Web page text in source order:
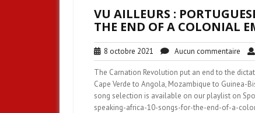
VU AILLEURS :
THE END OF A COLONIAL
8 octobre 2021
octobre
2021
Aucun commentaire Aucun
The Carnation Revolution put an end to the
Cape Verde to Angola, Mozambique to Guinea-
song selection is available on our playlist on
speaking-africa-10-songs-for-the-end-of-a-